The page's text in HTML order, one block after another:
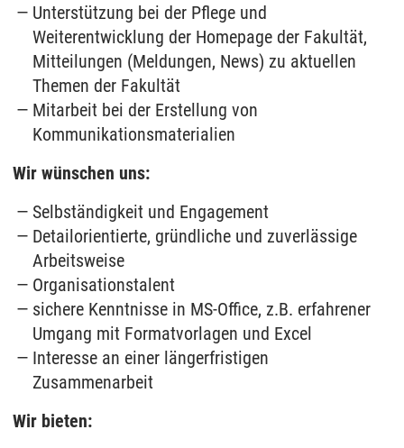
Unterstützung bei der Pflege und
Weiterentwicklung der Homepage der Fakultät,
Mitteilungen (Meldungen, News) zu aktuellen
Themen der Fakultät
Mitarbeit bei der Erstellung von
Kommunikationsmaterialien
Wir wünschen uns:
Selbständigkeit und Engagement
Detailorientierte, gründliche und zuverlässige
Arbeitsweise
Organisationstalent
sichere Kenntnisse in MS-Office, z.B. erfahrener
Umgang mit Formatvorlagen und Excel
Interesse an einer längerfristigen
Zusammenarbeit
Wir bieten: